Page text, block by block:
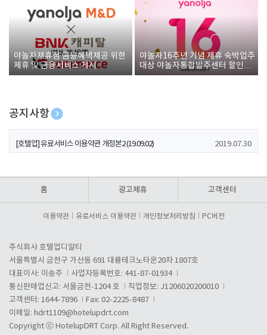
야놀자제휴점 금융혜택제공 위한
제휴 및 금융서비스 게시
야놀자16주년 기념 제휴 숙박업주
대상 야놀자통합발주센터 할인쿠
폰 증정
공지사항
[호텔업] 개인정보 처리방침 개정본1 (19.09.02)
[호텔업] 유료서비스 이용약관 개정본2 (19.09.02) 2019.07.30
홈 광고제휴 고객센터
이용약관 유료서비스 이용약관 개인정보처리방침 PC버전
주식회사 호텔업디알티
서울특별시 금천구 가산동 691 대륭테크노타운20차 1807호
대표이사: 이송주
사업자등록번호: 441-87-01934
통신판매업신고: 서울금천-1204 호
직업정보: J1206020200010
고객센터: 1644-7896
Fax: 02-2225-8487
이메일: hdrt1109@hotelupdrt.com
Copyright ⓒ HotelupDRT Corp. All Right Reserved.